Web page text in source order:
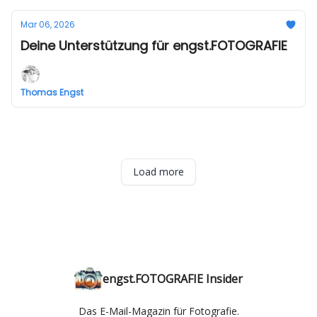
Mar 06, 2026
Deine Unterstützung für engst.FOTOGRAFIE
Thomas Engst
Load more
engst.FOTOGRAFIE Insider
Das E-Mail-Magazin für Fotografie.